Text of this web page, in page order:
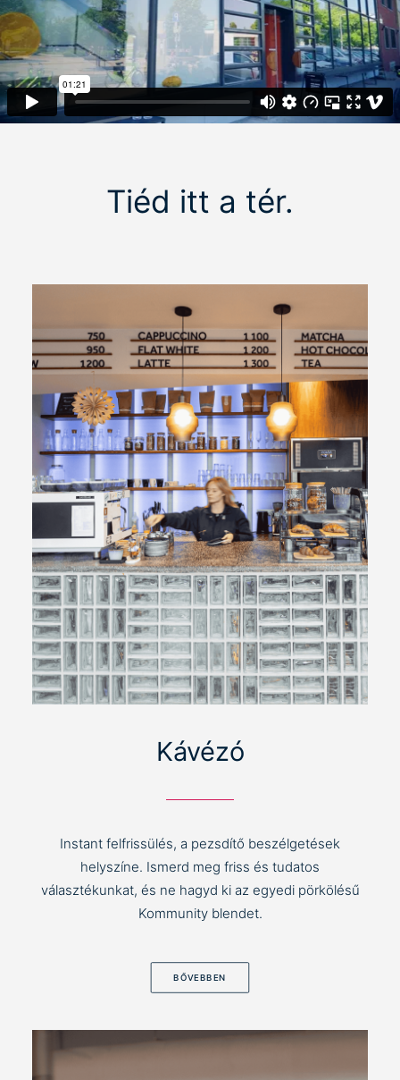
Tiéd itt a tér.
Kávézó
Instant felfrissülés, a pezsdítő beszélgetések
helyszíne. Ismerd meg friss és tudatos
választékunkat, és ne hagyd ki az egyedi pörkölésű
Kommunity blendet.
BŐVEBBEN